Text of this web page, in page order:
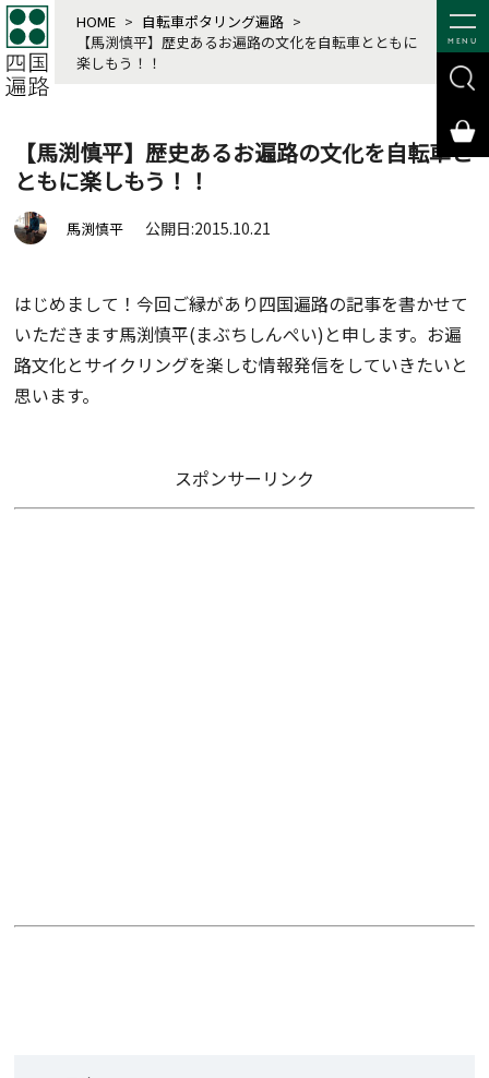
MENU
HOME > 自転車ポタリング遍路 >
【馬渕慎平】歴史あるお遍路の文化を自転車とともに
楽しもう！！
【馬渕慎平】歴史あるお遍路の文化を自転車と
ともに楽しもう！！
馬渕慎平 公開日:2015.10.21
はじめまして！今回ご縁があり四国遍路の記事を書かせて
いただきます馬渕慎平(まぶちしんぺい)と申します。お遍
路文化とサイクリングを楽しむ情報発信をしていきたいと
思います。
スポンサーリンク